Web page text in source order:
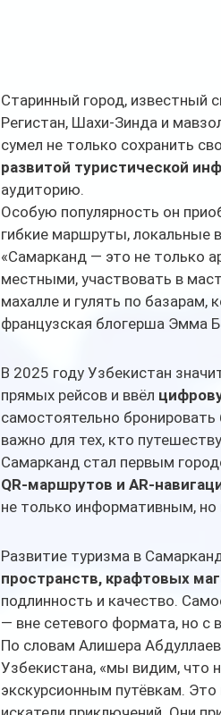
Старинный город, известный
Регистан, Шахи-Зинда и
сумел не только сохранить
развитой туристической
аудиторию.
Особую популярность он
гибкие маршруты, локальные
«Самарканд — это не только
местными, участвовать в
махалле и гулять по базарам,
французская блогерша Эмма
В 2025 году Узбекистан
прямых рейсов и ввёл
самостоятельно
важно для тех, кто
Самарканд стал первым
QR-маршрутов и AR-
не только информативным,
Развитие туризма в
пространств, крафтовых
подлинность и качество.
— вне сетевого формата, но
По словам Алишера
Узбекистана, «мы видим, что
экскурсионным путёвкам.